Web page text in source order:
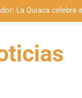
el municipio